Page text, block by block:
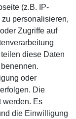
(z.B. IP-
personalisieren,
Zugriffe auf
diese Daten
oder
Die
werden. Es
die Einwilligung